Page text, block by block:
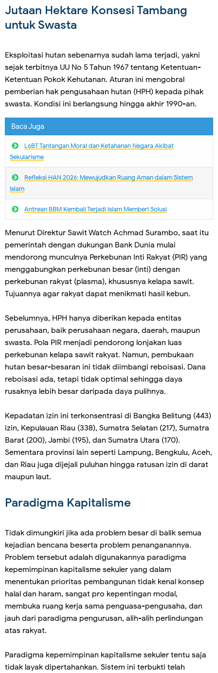
Jutaan Hektare Konsesi Tambang
untuk Swasta
Eksploitasi hutan sebenarnya sudah lama terjadi, yakni
sejak terbitnya UU No 5 Tahun 1967 tentang Ketentuan-
Ketentuan Pokok Kehutanan. Aturan ini mengobral
pemberian hak pengusahaan hutan (HPH) kepada pihak
swasta. Kondisi ini berlangsung hingga akhir 1990-an.
Baca Juga
L6BT Tantangan Moral dan Ketahanan Negara Akibat
Sekularisme
Refleksi HAN 2026: Mewujudkan Ruang Aman dalam Sistem
Islam
Antrean BBM Kembali Terjadi lslam Memberi Solusi
Menurut Direktur Sawit Watch Achmad Surambo, saat itu
pemerintah dengan dukungan Bank Dunia mulai
mendorong munculnya Perkebunan Inti Rakyat (PIR) yang
menggabungkan perkebunan besar (inti) dengan
perkebunan rakyat (plasma), khususnya kelapa sawit.
Tujuannya agar rakyat dapat menikmati hasil kebun.
Sebelumnya, HPH hanya diberikan kepada entitas
perusahaan, baik perusahaan negara, daerah, maupun
swasta. Pola PIR menjadi pendorong lonjakan luas
perkebunan kelapa sawit rakyat. Namun, pembukaan
hutan besar-besaran ini tidak diimbangi reboisasi. Dana
reboisasi ada, tetapi tidak optimal sehingga daya
rusaknya lebih besar daripada daya pulihnya.
Kepadatan izin ini terkonsentrasi di Bangka Belitung (443)
izin, Kepulauan Riau (338), Sumatra Selatan (217), Sumatra
Barat (200), Jambi (195), dan Sumatra Utara (170).
Sementara provinsi lain seperti Lampung, Bengkulu, Aceh,
dan Riau juga dijejali puluhan hingga ratusan izin di darat
maupun laut.
Paradigma Kapitalisme
Tidak dimungkiri jika ada problem besar di balik semua
kejadian bencana beserta problem penanganannya.
Problem tersebut adalah digunakannya paradigma
kepemimpinan kapitalisme sekuler yang dalam
menentukan prioritas pembangunan tidak kenal konsep
halal dan haram, sangat pro kepentingan modal,
membuka ruang kerja sama penguasa-pengusaha, dan
jauh dari paradigma pengurusan, alih-alih perlindungan
atas rakyat.
Paradigma kepemimpinan kapitalisme sekuler tentu saja
tidak layak dipertahankan. Sistem ini terbukti telah